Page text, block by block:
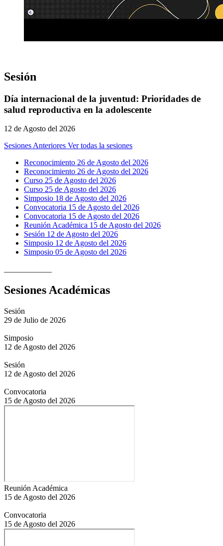
Sesión
Día internacional de la juventud: Prioridades de
salud reproductiva en la adolescente
12 de Agosto del 2026
Sesiones Anteriores Ver todas la sesiones
Reconocimiento 26 de Agosto del 2026
Reconocimiento 26 de Agosto del 2026
Curso 25 de Agosto del 2026
Curso 25 de Agosto del 2026
Simposio 18 de Agosto del 2026
Convocatoria 15 de Agosto del 2026
Convocatoria 15 de Agosto del 2026
Reunión Académica 15 de Agosto del 2026
Sesión 12 de Agosto del 2026
Simposio 12 de Agosto del 2026
Simposio 05 de Agosto del 2026
Sesiones Académicas
Sesión
29 de Julio de 2026
Simposio
12 de Agosto del 2026
Sesión
12 de Agosto del 2026
Convocatoria
15 de Agosto del 2026
Reunión Académica
15 de Agosto del 2026
Convocatoria
15 de Agosto del 2026